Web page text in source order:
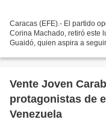
Caracas (EFE).- El partido
Corina Machado, retiró este
Guaidó, quien aspira a
Vente Joven
protagonistas de
Venezuela